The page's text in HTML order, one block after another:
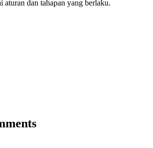
aturan dan tahapan yang berlaku.